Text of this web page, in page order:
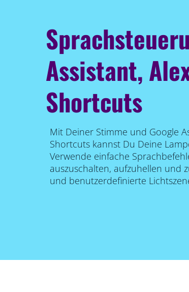
Assistant,
Shortcuts
Mit Deiner Stimme und Google
Shortcuts kannst Du Deine
Verwende einfache
auszuschalten, aufzuhellen und
und benutzerdefinierte